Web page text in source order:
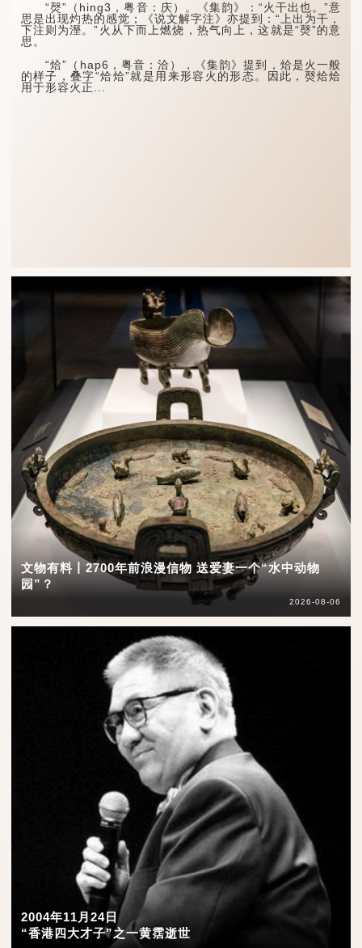
“㷫”（hing3，粤音：庆）。《集韵》：“火干出也。”意
思是出现灼热的感觉；《说文解字注》亦提到：“上出为干，
下注则为溼。”火从下而上燃烧，热气向上，这就是“㷫”的意
思。
“烚”（hap6，粤音：洽），《集韵》提到，烚是火一般
的样子，叠字“烚烚”就是用来形容火的形态。因此，㷫烚烚
用于形容火正...
文物有料丨2700年前浪漫信物 送爱妻一个“水中动物
园”？
2026-08-06
2004年11月24日
“香港四大才子”之一黄霑逝世